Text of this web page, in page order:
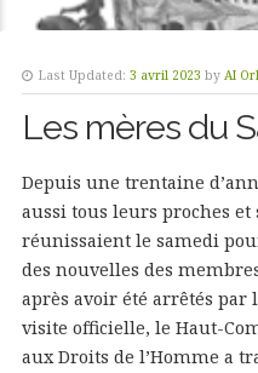
Last Updated: 3 avril 2023 by AI
Les mères du
Depuis une trentaine
aussi tous leurs proches et
réunissaient le samedi
des nouvelles des
après avoir été arrêtés par
visite officielle, le Haut-
aux Droits de l’Homme a